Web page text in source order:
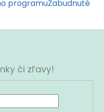
programuZabudnuté
či zľavy!